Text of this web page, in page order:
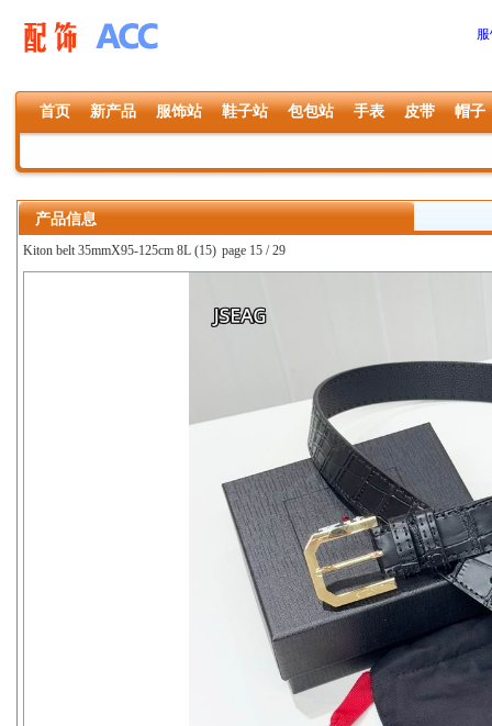
首页 新产品 服饰站 鞋子站 包包站 手表 皮带 帽子
产品信息
Kiton belt 35mmX95-125cm 8L (15) page 15 / 29